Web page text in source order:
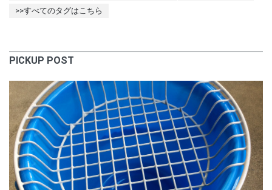
>>すべてのタグはこちら
PICKUP POST